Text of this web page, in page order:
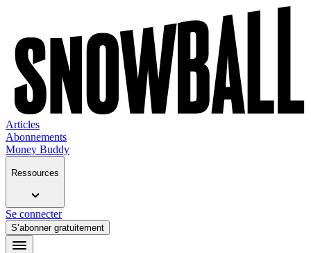
Articles
Abonnements
Money Buddy
Ressources
Se connecter
S’abonner gratuitement